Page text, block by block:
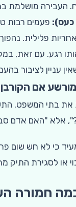
העבירה מושלמת
פעמים רבות
פלילית.
רגע. עם זאת,
עניין לציבור
אם
בתי המשפט.
אלא "האם אדם
כי לא חש שום
או לסגירת התיק
חמורה